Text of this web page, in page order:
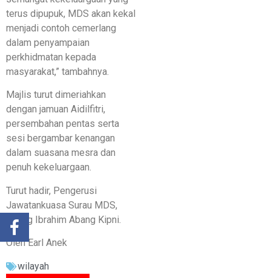
terus dipupuk, MDS akan kekal
menjadi contoh cemerlang
dalam penyampaian
perkhidmatan kepada
masyarakat,” tambahnya.
Majlis turut dimeriahkan
dengan jamuan Aidilfitri,
persembahan pentas serta
sesi bergambar kenangan
dalam suasana mesra dan
penuh kekeluargaan.
Turut hadir, Pengerusi
Jawatankuasa Surau MDS,
Abang Ibrahim Abang Kipni.
Oleh Earl Anek
wilayah